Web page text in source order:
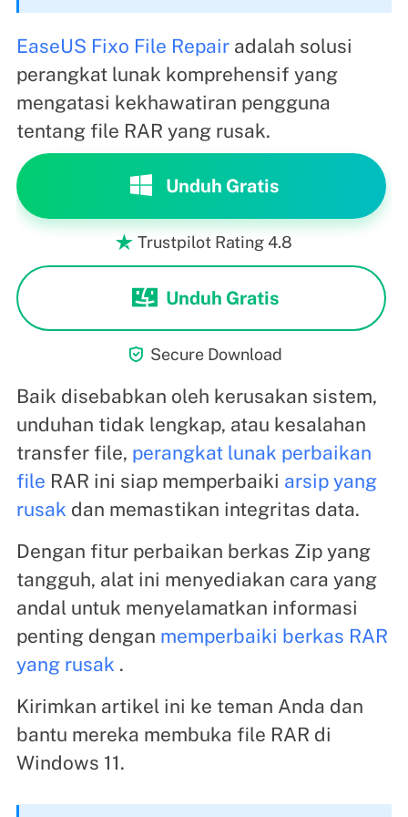
EaseUS Fixo File Repairadalah solusi
perangkat lunak komprehensif yang
mengatasi kekhawatiran pengguna
tentang file RAR yang rusak.
Unduh Gratis
 Trustpilot Rating 4.8
Unduh Gratis
 Secure Download
Baik disebabkan oleh kerusakan sistem,
unduhan tidak lengkap, atau kesalahan
transfer file, perangkat lunak perbaikan
file RAR ini siap memperbaiki arsip yang
rusak dan memastikan integritas data.
Dengan fitur perbaikan berkas Zip yang
tangguh, alat ini menyediakan cara yang
andal untuk menyelamatkan informasi
penting dengan memperbaiki berkas RAR
yang rusak .
Kirimkan artikel ini ke teman Anda dan
bantu mereka membuka file RAR di
Windows 11.